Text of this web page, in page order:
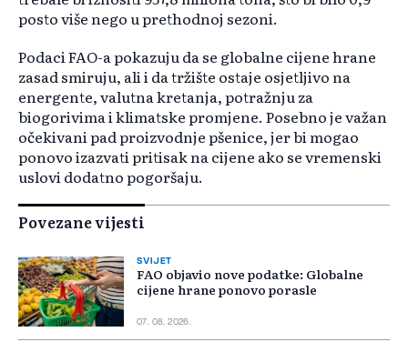
posto više nego u prethodnoj sezoni.
Podaci FAO-a pokazuju da se globalne cijene hrane
zasad smiruju, ali i da tržište ostaje osjetljivo na
energente, valutna kretanja, potražnju za
biogorivima i klimatske promjene. Posebno je važan
očekivani pad proizvodnje pšenice, jer bi mogao
ponovo izazvati pritisak na cijene ako se vremenski
uslovi dodatno pogoršaju.
Povezane vijesti
SVIJET
FAO objavio nove podatke: Globalne
cijene hrane ponovo porasle
07. 08. 2026.